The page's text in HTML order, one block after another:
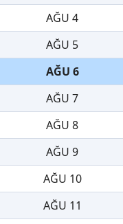
AĞU 4
AĞU 5
AĞU 6
AĞU 7
AĞU 8
AĞU 9
AĞU 10
AĞU 11